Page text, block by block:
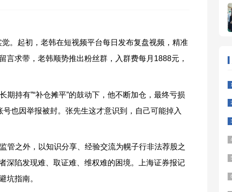
。起初，老韩在短视频平台每日发布复盘视频，精准
言求带，老韩顺势推出粉丝群，入群费每月 1888元，
长期持有”“补仓摊平”的鼓动下，他不断加仓，最终亏损
也因举报被封。张先生这才意识到，自己可能掉入
管之外，以知识分享、经验交流为幌子行非法荐股之
深陷发现难、取证难、维权难的困境。上海证券报记
坑指南。